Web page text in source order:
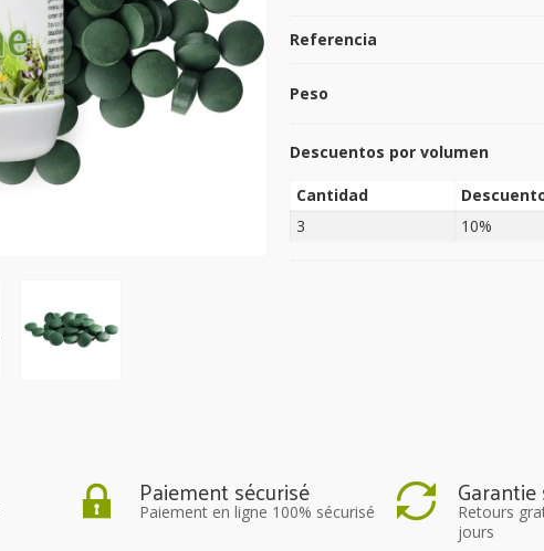
Referencia
Peso
Descuentos por volumen
Cantidad
3
10%
Paiement sécurisé
Paiement en ligne 100% sécurisé
Retours
jours